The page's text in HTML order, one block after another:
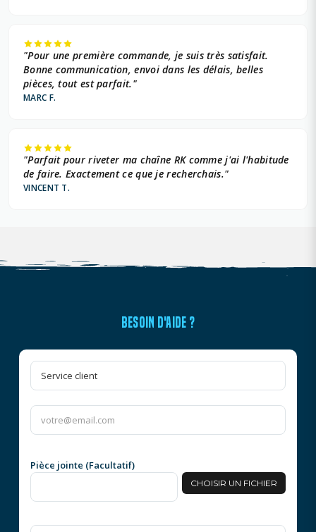
"Pour une première commande, je suis très satisfait.
Bonne communication, envoi dans les délais, belles
pièces, tout est parfait."
MARC F.
"Parfait pour riveter ma chaîne RK comme j'ai l'habitude
de faire. Exactement ce que je recherchais."
VINCENT T.
BESOIN D'AIDE ?
Pièce jointe (Facultatif)
CHOISIR UN FICHIER